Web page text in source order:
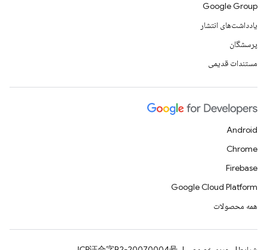
Google Group
یادداشت‌های انتشار
پرسشگان
مستندات قدیمی
Android
Chrome
Firebase
Google Cloud Platform
همه محصولات